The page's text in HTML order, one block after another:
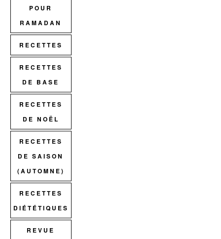
POUR
RAMADAN
RECETTES
RECETTES
DE BASE
RECETTES
DE NOËL
RECETTES
DE SAISON
(AUTOMNE)
RECETTES
DIÉTÉTIQUES
REVUE